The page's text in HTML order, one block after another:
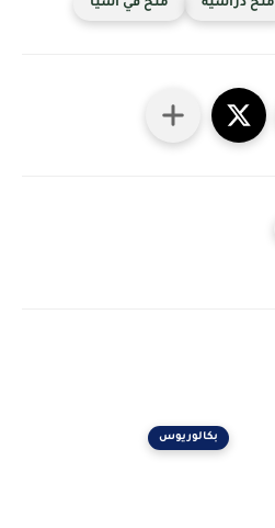
منح دراسية منح في آسيا
بكالوريوس